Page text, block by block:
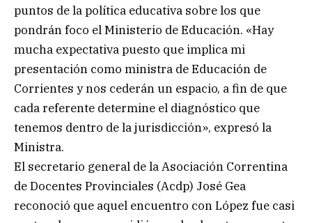
puntos de la política educativa sobre los que
pondrán foco el Ministerio de Educación. «Hay
mucha expectativa puesto que implica mi
presentación como ministra de Educación de
Corrientes y nos cederán un espacio, a fin de que
cada referente determine el diagnóstico que
tenemos dentro de la jurisdicción», expresó la
Ministra.
El secretario general de la Asociación Correntina
de Docentes Provinciales (Acdp) José Gea
reconoció que aquel encuentro con López fue casi